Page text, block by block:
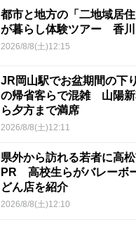
都市と地方の「二地域居
が暮らし体験ツアー 香川
2026/8/8(土)12:15
JR岡山駅でお盆期間の下
の帰省客らで混雑 山陽新
ら夕方まで満席
2026/8/8(土)12:11
県外から訪れる若者に高
PR 高校生らがバレーボ
どん店を紹介
2026/8/8(土)12:10